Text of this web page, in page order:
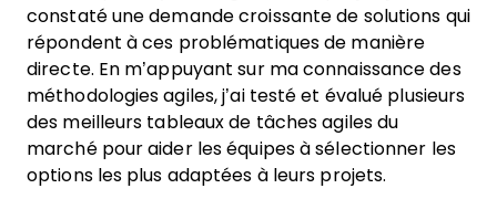
constaté une demande croissante de solutions qui
répondent à ces problématiques de manière
directe. En m’appuyant sur ma connaissance des
méthodologies agiles, j’ai testé et évalué plusieurs
des meilleurs tableaux de tâches agiles du
marché pour aider les équipes à sélectionner les
options les plus adaptées à leurs projets.